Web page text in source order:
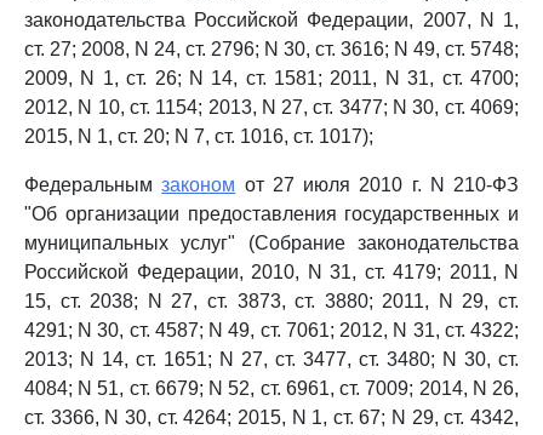
законодательства Российской Федерации, 2007, N 1,
ст. 27; 2008, N 24, ст. 2796; N 30, ст. 3616; N 49, ст. 5748;
2009, N 1, ст. 26; N 14, ст. 1581; 2011, N 31, ст. 4700;
2012, N 10, ст. 1154; 2013, N 27, ст. 3477; N 30, ст. 4069;
2015, N 1, ст. 20; N 7, ст. 1016, ст. 1017);
Федеральнымзаконом от 27 июля 2010 г. N 210-ФЗ
"Об организации предоставления государственных и
муниципальных услуг" (Собрание законодательства
Российской Федерации, 2010, N 31, ст. 4179; 2011, N
15, ст. 2038; N 27, ст. 3873, ст. 3880; 2011, N 29, ст.
4291; N 30, ст. 4587; N 49, ст. 7061; 2012, N 31, ст. 4322;
2013; N 14, ст. 1651; N 27, ст. 3477, ст. 3480; N 30, ст.
4084; N 51, ст. 6679; N 52, ст. 6961, ст. 7009; 2014, N 26,
ст. 3366, N 30, ст. 4264; 2015, N 1, ст. 67; N 29, ст. 4342,